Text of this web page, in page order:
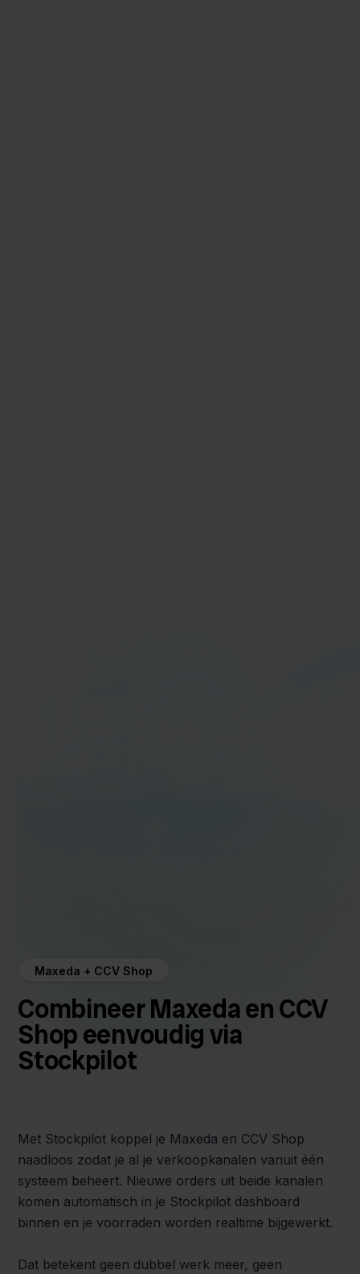
Maxeda + CCV Shop
Combineer Maxeda en CCV
Shop eenvoudig via
Stockpilot
Met Stockpilot koppel je Maxeda en CCV Shop
naadloos zodat je al je verkoopkanalen vanuit één
systeem beheert. Nieuwe orders uit beide kanalen
komen automatisch in je Stockpilot dashboard
binnen en je voorraden worden realtime bijgewerkt.
Dat betekent geen dubbel werk meer, geen